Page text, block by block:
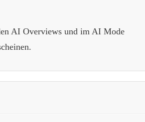
AI Overviews und im AI Mode